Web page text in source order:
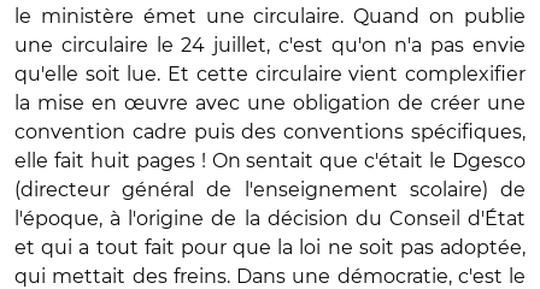
le ministère émet une circulaire. Quand on publie
une circulaire le 24 juillet, c'est qu'on n'a pas envie
qu'elle soit lue. Et cette circulaire vient complexifier
la mise en œuvre avec une obligation de créer une
convention cadre puis des conventions spécifiques,
elle fait huit pages ! On sentait que c'était le Dgesco
(directeur général de l'enseignement scolaire) de
l'époque, à l'origine de la décision du Conseil d'État
et qui a tout fait pour que la loi ne soit pas adoptée,
qui mettait des freins. Dans une démocratie, c'est le